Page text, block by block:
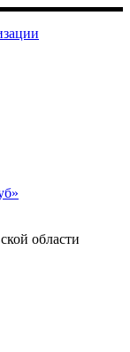
области